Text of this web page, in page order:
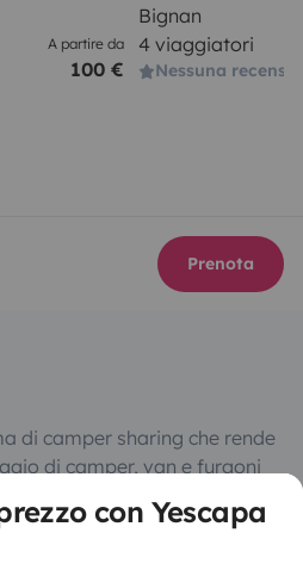
con Yescapa
A partire da
100 €
Bignan
4 viaggiatori
Nessuna
Prenota
di camper sharing che rende
di camper, van e furgoni
una soluzione chiavi in mano
in totale libertà e sicurezza.